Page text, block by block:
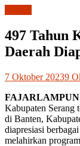
497 Tahun
Daerah
7 Oktober 20239
Kabupaten Serang
di Banten,
diapresiasi
melahirkan